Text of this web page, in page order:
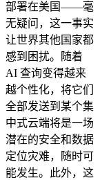
部署在美国——毫
无疑问，这一事实
让世界其他国家都
感到困扰。随着
AI 查询变得越来
越个性化，将它们
全部发送到某个集
中式云端将是一场
潜在的安全和数据
定位灾难，随时可
能发生。此外，这